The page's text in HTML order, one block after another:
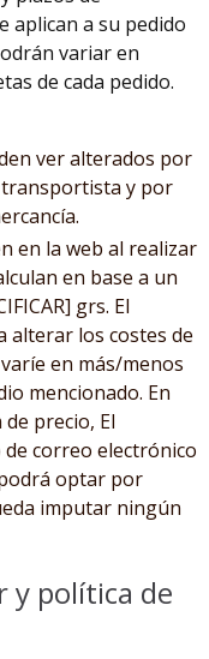
aplican a su pedido
variar en
de cada pedido.
ver alterados por
y por
en la web al realizar
en base a un
grs. El
alterar los costes de
en más/menos
mencionado. En
precio, El
correo electrónico
optar por
imputar ningún
y política de